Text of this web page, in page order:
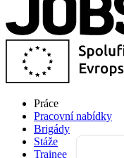
Práce
Pracovní nabídky
Brigády
Stáže
Trainee